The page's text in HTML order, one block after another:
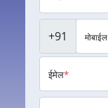
+91
ईमेल*